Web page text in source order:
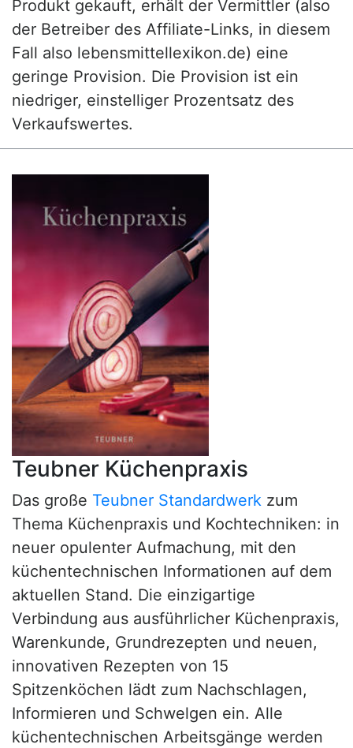
Produkt gekauft, erhält der Vermittler (also
der Betreiber des Affiliate-Links, in diesem
Fall also lebensmittellexikon.de) eine
geringe Provision. Die Provision ist ein
niedriger, einstelliger Prozentsatz des
Verkaufswertes.
Teubner Küchenpraxis
Das große Teubner Standardwerk zum
Thema Küchenpraxis und Kochtechniken: in
neuer opulenter Aufmachung, mit den
küchentechnischen Informationen auf dem
aktuellen Stand. Die einzigartige
Verbindung aus ausführlicher Küchenpraxis,
Warenkunde, Grundrezepten und neuen,
innovativen Rezepten von 15
Spitzenköchen lädt zum Nachschlagen,
Informieren und Schwelgen ein. Alle
küchentechnischen Arbeitsgänge werden